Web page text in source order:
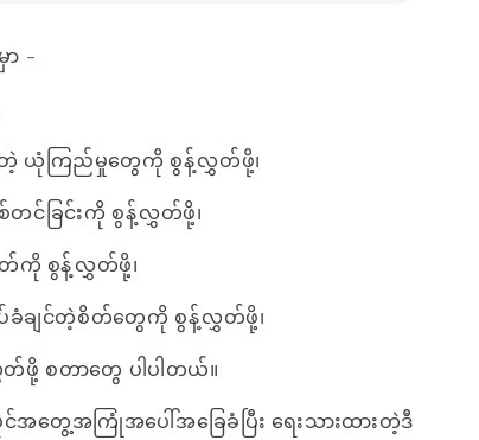
ာ -
ယုံကြည်မှုတွေကို စွန့်လွှတ်ဖို့၊
တင်ခြင်းကို စွန့်လွှတ်ဖို့၊
တ်ကို စွန့်လွှတ်ဖို့၊
ခံချင်တဲ့စိတ်တွေကို စွန့်လွှတ်ဖို့၊
ဖို့ စတာတွေ ပါပါတယ်။
ေ့အကြုံအပေါ်အခြေခံပြီး ရေးသားထားတဲ့ဒီ